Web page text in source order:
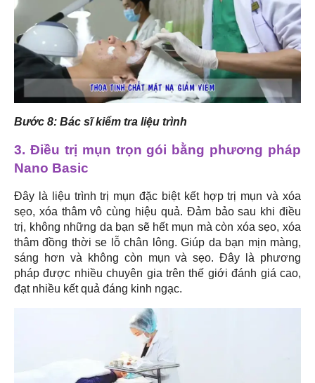
Bước 8: Bác sĩ kiểm tra liệu trình
3. Điều trị mụn trọn gói bằng phương pháp
Nano Basic
Đây là liệu trình trị mụn đặc biệt kết hợp trị mụn và xóa
sẹo, xóa thâm vô cùng hiệu quả. Đảm bảo sau khi điều
trị, không những da bạn sẽ hết mụn mà còn xóa sẹo, xóa
thâm đồng thời se lỗ chân lông. Giúp da bạn mịn màng,
sáng hơn và không còn mụn và sẹo. Đây là phương
pháp được nhiều chuyên gia trên thế giới đánh giá cao,
đạt nhiều kết quả đáng kinh ngạc.